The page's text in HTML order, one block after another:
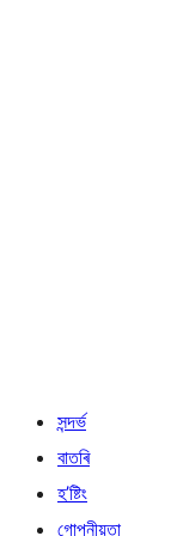
সন্দৰ্ভ
বাতৰি
হ’ষ্টিং
গোপনীয়তা